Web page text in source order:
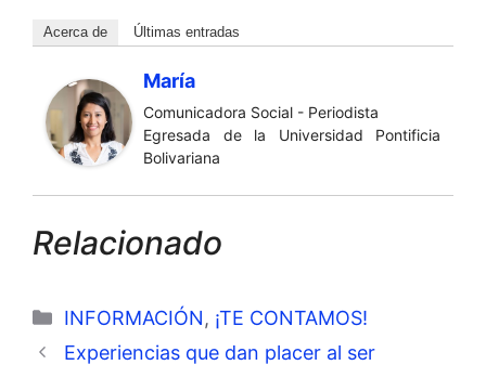
Acerca de Últimas entradas
María
Comunicadora Social - Periodista
Egresada de la Universidad Pontificia
Bolivariana
Relacionado
Categorías
INFORMACIÓN, ¡TE CONTAMOS!
Experiencias que dan placer al ser